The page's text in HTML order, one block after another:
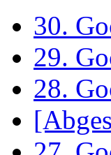
30.
29.
28.